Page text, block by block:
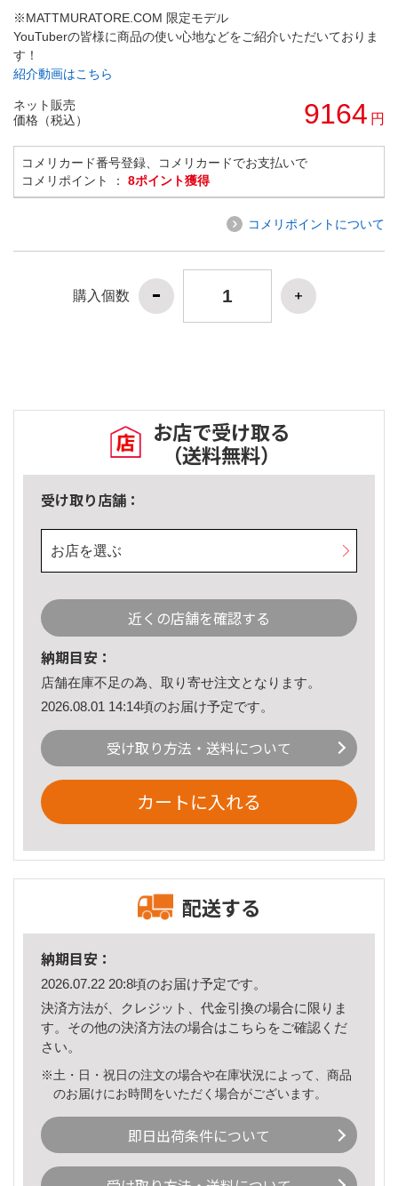
※MATTMURATORE.COM 限定モデル
YouTuberの皆様に商品の使い心地などをご紹介いただいておりま
す！
紹介動画はこちら
ネット販売
価格（税込）
9164 円
コメリカード番号登録、コメリカードでお支払いで
コメリポイント ： 8ポイント獲得
コメリポイントについて
購入個数
お店で受け取る
（送料無料）
受け取り店舗：
お店を選ぶ
近くの店舗を確認する
納期目安：
店舗在庫不足の為、取り寄せ注文となります。
2026.08.01 14:14頃のお届け予定です。
受け取り方法・送料について
カートに入れる
配送する
納期目安：
2026.07.22 20:8頃のお届け予定です。
決済方法が、クレジット、代金引換の場合に限りま
す。その他の決済方法の場合はこちら をご確認くだ
さい。
※土・日・祝日の注文の場合や在庫状況によって、商品
のお届けにお時間をいただく場合がございます。
即日出荷条件について